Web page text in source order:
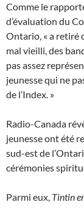
Comme le
d’évaluation du
Ontario, « a retiré
mal vieilli, des
pas assez
jeunesse qui ne
de l’Index. »
Radio-Canada
jeunesse ont été
sud-est de
cérémonies
Parmi eux, Tintin